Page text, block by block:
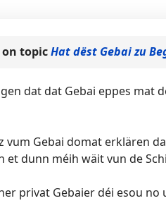
on topicHat dëst Gebai zu
dat dat Gebai eppes mat
vum Gebai domat erklären
et dunn méih wäit vun de
privat Gebaier déi esou no